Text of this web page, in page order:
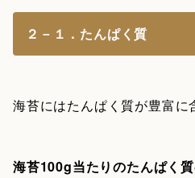
２－１．たんぱく質
海苔にはたんぱく質が豊富に
海苔100g当たりのたんぱく